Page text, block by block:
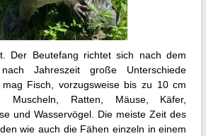
Der Beutefang richtet sich nach dem
Jahreszeit große Unterschiede
Fisch, vorzugsweise bis zu 10 cm
Muscheln, Ratten, Mäuse, Käfer,
und Wasservögel. Die meiste Zeit des
wie auch die Fähen einzeln in einem